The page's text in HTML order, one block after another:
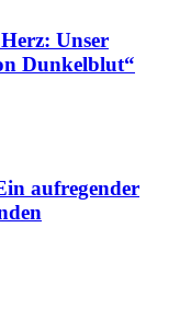
Unser
Dunkelblut“
aufregender